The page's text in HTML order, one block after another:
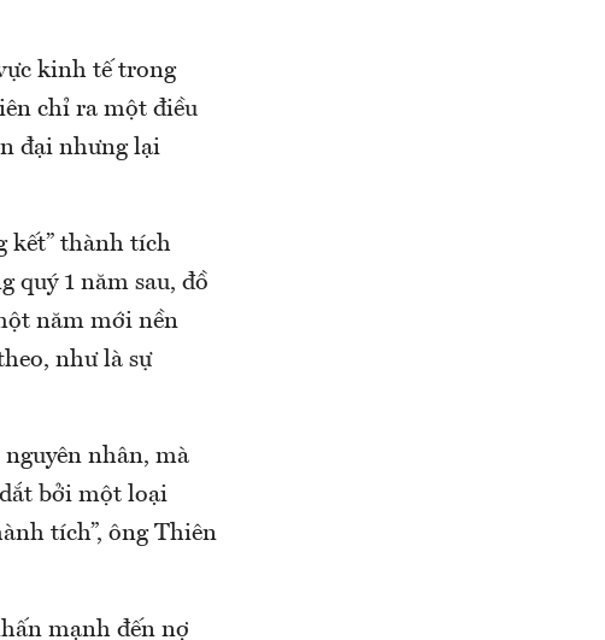
kinh tế trong
chỉ ra một điều
đại nhưng lại
kết” thành tích
quý 1 năm sau, đồ
năm mới nền
như là sự
nhân, mà
bởi một loại
tích”, ông Thiên
mạnh đến nợ